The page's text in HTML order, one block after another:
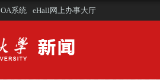
OA系统 eHall网上办事大厅